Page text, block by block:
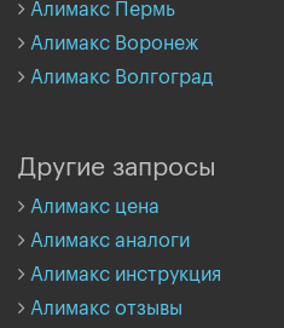
Алимакс Пермь
Алимакс Воронеж
Алимакс Волгоград
Другие запросы
Алимакс цена
Алимакс аналоги
Алимакс инструкция
Алимакс отзывы